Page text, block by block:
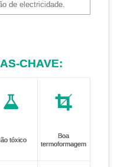
de electricidade.
CHAVE:
tóxico
Boa
termoformagem